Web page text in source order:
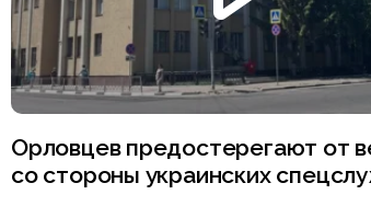
Орловцев предостерегают от
со стороны украинских